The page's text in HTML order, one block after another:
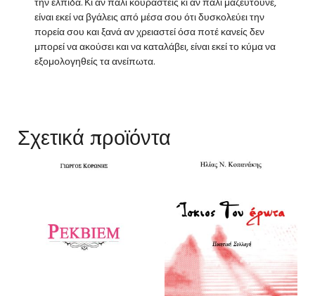
την ελπίδα. Κι αν πάλι κουραστείς κι αν πάλι μαζευτούνε,
είναι εκεί να βγάλεις από μέσα σου ότι δυσκολεύει την
πορεία σου και ξανά αν χρειαστεί όσα ποτέ κανείς δεν
μπορεί να ακούσει και να καταλάβει, είναι εκεί το κύμα να
εξομολογηθείς τα ανείπωτα.
Σχετικά προϊόντα